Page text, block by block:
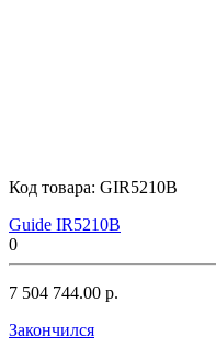
Код товара: GIR5210B
Guide IR5210B
0
7 504 744.00 р.
Закончился